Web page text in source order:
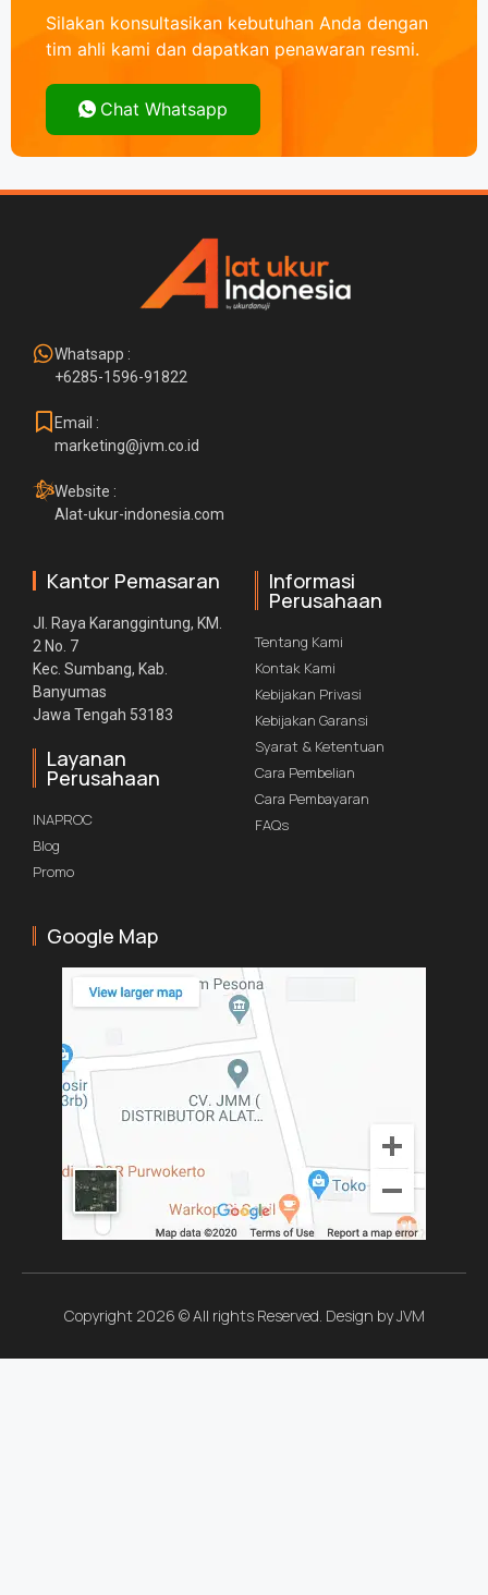
Silakan konsultasikan kebutuhan Anda dengan
tim ahli kami dan dapatkan penawaran resmi.
Chat Whatsapp
Whatsapp :
+6285-1596-91822
Email :
marketing@jvm.co.id
Website :
Alat-ukur-indonesia.com
Kantor Pemasaran
Jl. Raya Karanggintung, KM.
2 No. 7
Kec. Sumbang, Kab.
Banyumas
Jawa Tengah 53183
Layanan
Perusahaan
INAPROC
Blog
Promo
Informasi
Perusahaan
Tentang Kami
Kontak Kami
Kebijakan Privasi
Kebijakan Garansi
Syarat & Ketentuan
Cara Pembelian
Cara Pembayaran
FAQs
Google Map
Copyright 2026 © All rights Reserved. Design by JVM